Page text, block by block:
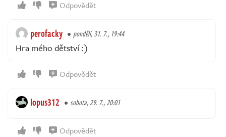
Odpovědět
perofacky pondělí, 31. 7., 19:44
Hra mého dětství :)
Odpovědět
lopus312 sobota, 29. 7., 20:01
Odpovědět